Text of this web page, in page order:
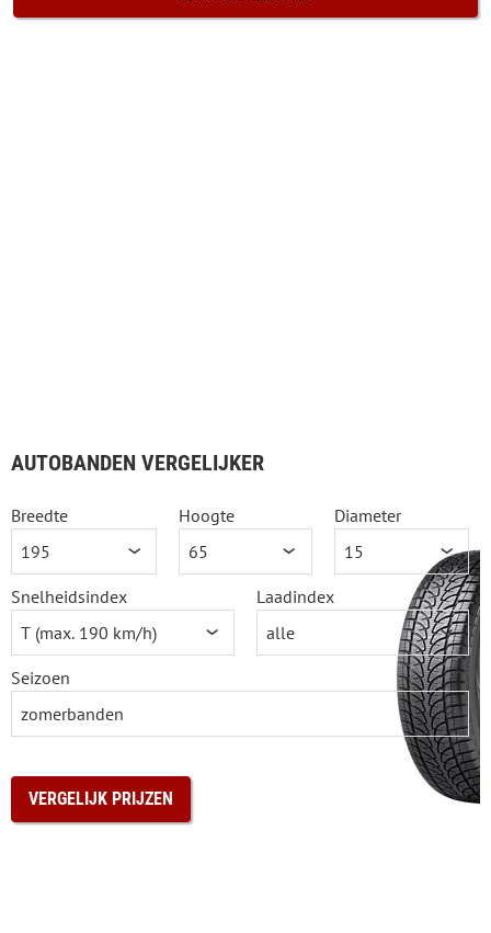
AUTOBANDEN VERGELIJKER
Breedte Hoogte Diameter
Snelheidsindex Laadindex
Seizoen